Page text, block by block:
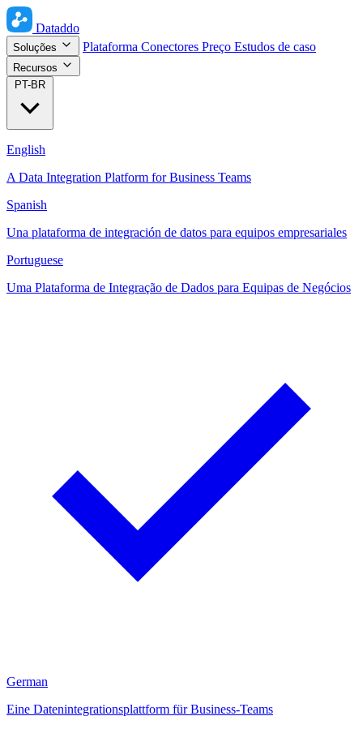
Dataddo
Soluções Plataforma Conectores Preço Estudos de caso
Recursos
PT-BR
English
A Data Integration Platform for Business Teams
Spanish
Una plataforma de integración de datos para equipos empresariales
Portuguese
Uma Plataforma de Integração de Dados para Equipas de Negócios
German
Eine Datenintegrationsplattform für Business-Teams